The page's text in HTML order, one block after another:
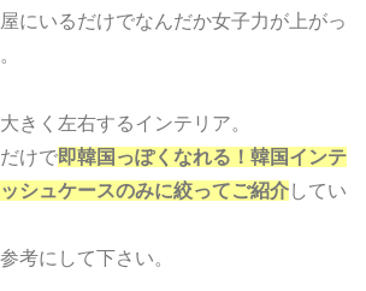
にいるだけでなんだか女子力が上がっ
きく左右するインテリア。
けで即韓国っぽくなれる！韓国インテ
シュケースのみに絞ってご紹介してい
考にして下さい。